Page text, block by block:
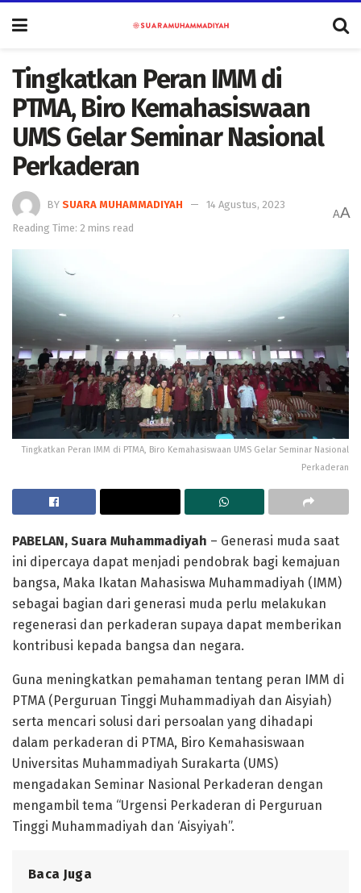
Tingkatkan Peran IMM di
PTMA, Biro Kemahasiswaan
UMS Gelar Seminar Nasional
Perkaderan
BY SUARA MUHAMMADIYAH
14 Agustus, 2023
Reading Time: 2 mins read
AA
Tingkatkan Peran IMM di PTMA, Biro Kemahasiswaan UMS Gelar Seminar Nasional
Perkaderan
PABELAN, Suara Muhammadiyah – Generasi muda saat
ini dipercaya dapat menjadi pendobrak bagi kemajuan
bangsa, Maka Ikatan Mahasiswa Muhammadiyah (IMM)
sebagai bagian dari generasi muda perlu melakukan
regenerasi dan perkaderan supaya dapat memberikan
kontribusi kepada bangsa dan negara.
Guna meningkatkan pemahaman tentang peran IMM di
PTMA (Perguruan Tinggi Muhammadiyah dan Aisyiah)
serta mencari solusi dari persoalan yang dihadapi
dalam perkaderan di PTMA, Biro Kemahasiswaan
Universitas Muhammadiyah Surakarta (UMS)
mengadakan Seminar Nasional Perkaderan dengan
mengambil tema “Urgensi Perkaderan di Perguruan
Tinggi Muhammadiyah dan ‘Aisyiyah”.
Baca Juga